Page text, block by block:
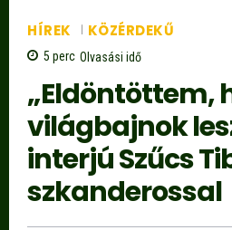
HÍREK KÖZÉRDEKŰ
5 perc Olvasási idő
„Eldöntöttem,
világbajnok
interjú Szűcs
szkanderossal